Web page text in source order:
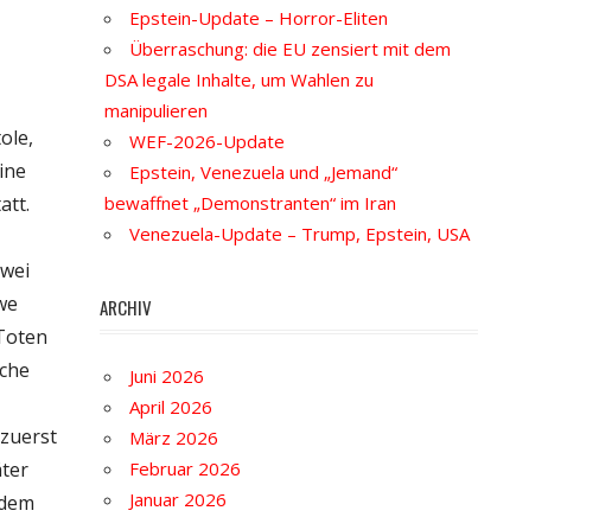
Epstein-Update – Horror-Eliten
Überraschung: die EU zensiert mit dem
DSA legale Inhalte, um Wahlen zu
manipulieren
WEF-2026-Update
Epstein, Venezuela und „Jemand“
bewaffnet „Demonstranten“ im Iran
Venezuela-Update – Trump, Epstein, USA
ARCHIV
Juni 2026
April 2026
März 2026
Februar 2026
Januar 2026